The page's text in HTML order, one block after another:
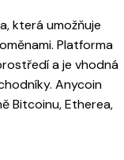
která umožňuje
Platforma
a je vhodná
Anycoin
Bitcoinu, Etherea,